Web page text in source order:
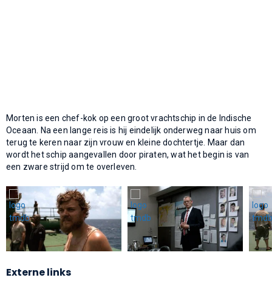
Morten is een chef-kok op een groot vrachtschip in de Indische
Oceaan. Na een lange reis is hij eindelijk onderweg naar huis om
terug te keren naar zijn vrouw en kleine dochtertje. Maar dan
wordt het schip aangevallen door piraten, wat het begin is van
een zware strijd om te overleven.
Externe links